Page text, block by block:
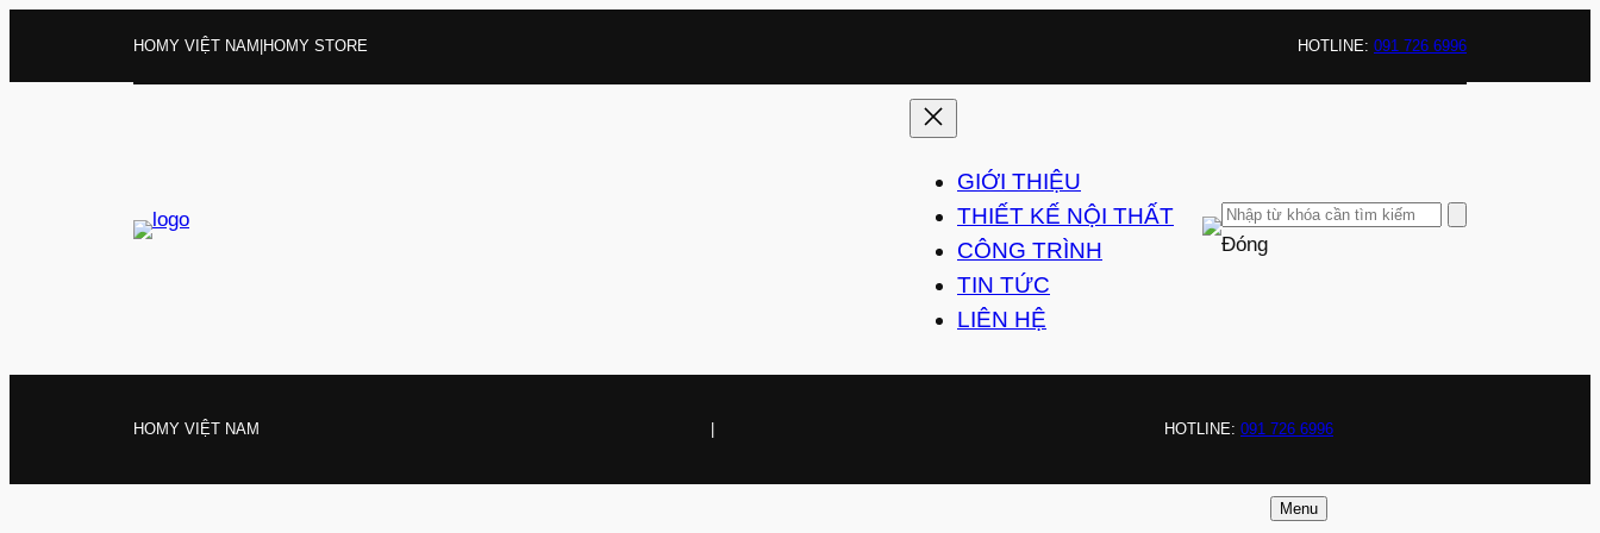
phần
HOMY VIỆT NAM HOMY STORE HOTLINE: 091 726 6996
GIỚI THIỆU
THIẾT KẾ NỘI THẤT
CÔNG TRÌNH
TIN TỨC
LIÊN HỆ
Đóng
HOMY VIỆT NAM HOTLINE: 091 726 6996
Menu